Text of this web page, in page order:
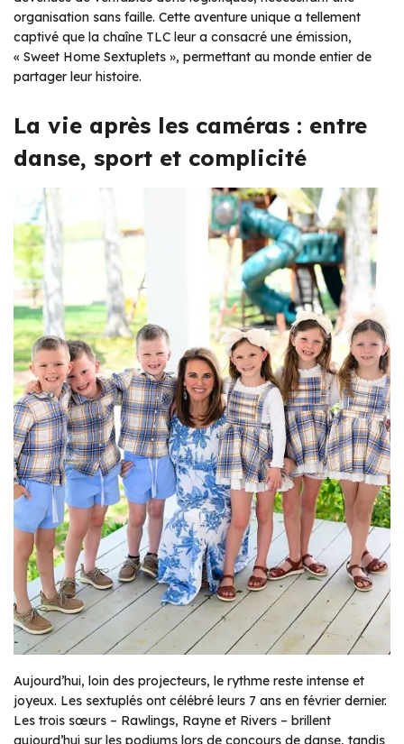
organisation sans faille. Cette aventure unique a tellement
captivé que la chaîne TLC leur a consacré une émission,
« Sweet Home Sextuplets », permettant au monde entier de
partager leur histoire.
La vie après les caméras : entre
danse, sport et complicité
Aujourd’hui, loin des projecteurs, le rythme reste intense et
joyeux. Les sextuplés ont célébré leurs 7 ans en février dernier.
Les trois sœurs – Rawlings, Rayne et Rivers – brillent
aujourd’hui sur les podiums lors de concours de danse, tandis